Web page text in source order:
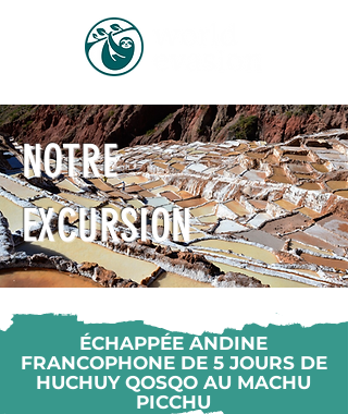
NOTRE
EXCURSION
ÉCHAPPÉE ANDINE
FRANCOPHONE DE 5 JOURS DE
HUCHUY QOSQO AU MACHU
PICCHU